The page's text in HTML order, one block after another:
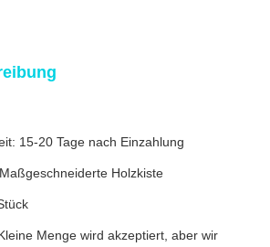
15-20 Tage nach Einzahlung
Holzkiste
Menge wird akzeptiert, aber wir